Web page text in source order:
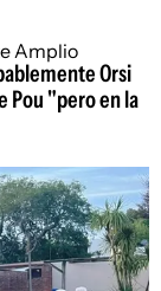
Orsi
Pou "pero en la